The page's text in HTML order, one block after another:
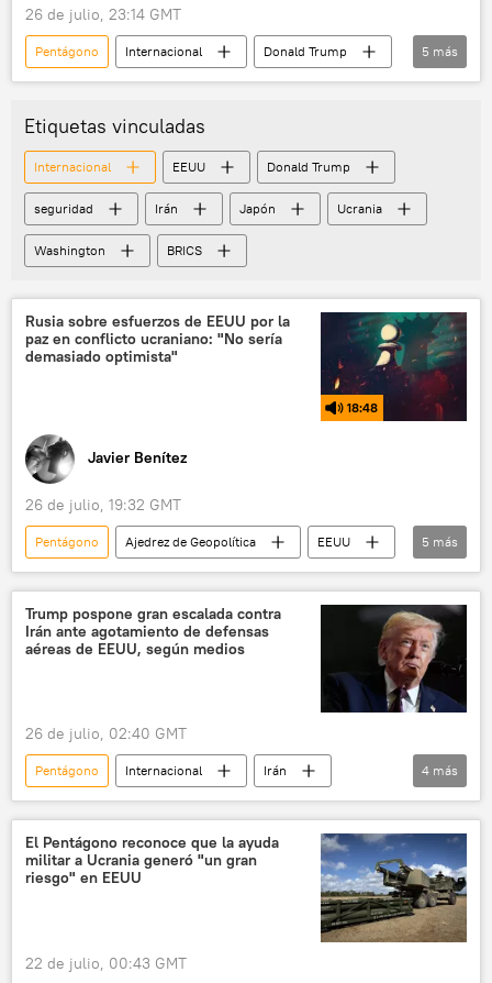
26 de julio, 23:14 GMT
Pentágono Internacional
Donald Trump
Irán
golfo Pérsico
Teherán
Brent
5 más
Etiquetas vinculadas
Internacional EEUU Donald Trump
seguridad Irán Japón Ucrania
Washington BRICS
Rusia sobre esfuerzos de EEUU por la
paz en conflicto ucraniano: "No sería
demasiado optimista"
18:48
Javier Benítez
26 de julio, 19:32 GMT
Pentágono Ajedrez de Geopolítica
EEUU
Ucrania
Dmitri Peskov
Kremlin
Departamento de Estado (EEUU)
Casa Blanca
5 más
Trump pospone gran escalada contra
Irán ante agotamiento de defensas
aéreas de EEUU, según medios
26 de julio, 02:40 GMT
Pentágono Internacional
Irán
Donald Trump
EEUU
Teherán
📰 Escalada entre EEUU, Israel e Irán
4 más
El Pentágono reconoce que la ayuda
militar a Ucrania generó "un gran
riesgo" en EEUU
22 de julio, 00:43 GMT